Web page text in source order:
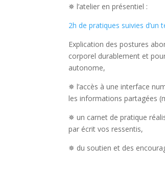
✵ l’atelier en présentiel :
2h de pratiques suivies d’un
Explication des postures
corporel durablement et
autonome,
✵ l’accès à une interface
les informations partagées
✵ un carnet de pratique
par écrit vos ressentis,
✵ du soutien et des